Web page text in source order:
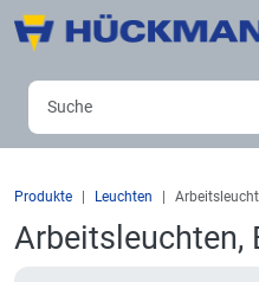
Produkte Leuchten
Arbeitsleuchten,